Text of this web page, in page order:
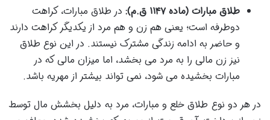
طلاق مبارات (ماده ۱۱۴۷ ق.م):
در طلاق مبارات، کراهت
دوطرفه است؛ یعنی هم زن و هم مرد از یکدیگر کراهت دارند
و حاضر به ادامه زندگی مشترک نیستند. در این نوع طلاق
نیز زن مالی را به مرد می بخشد، اما میزان مالی که در
مبارات بخشیده می شود، نمی تواند بیشتر از مهریه باشد.
در هر دو نوع طلاق خلع و مبارات، مرد به دلیل بخشش مال توسط